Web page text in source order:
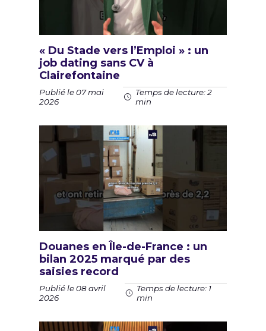
« Du Stade vers l’Emploi » : un
job dating sans CV à
Clairefontaine
Publié le 07 mai
2026
Temps de lecture: 2
min
Douanes en Île-de-France : un
bilan 2025 marqué par des
saisies record
Publié le 08 avril
2026
Temps de lecture: 1
min